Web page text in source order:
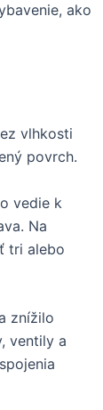
ako
vlhkosti
povrch.
vedie k
Na
tri alebo
znížilo
ventily a